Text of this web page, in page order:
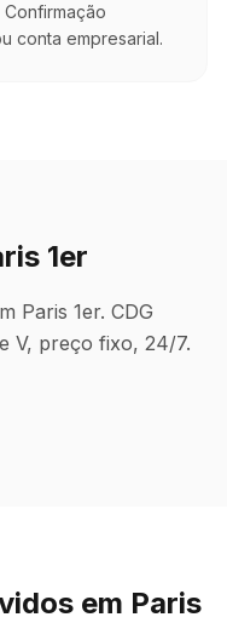
conta empresarial.
1er
Paris 1er. CDG
V, preço fixo, 24/7.
em Paris